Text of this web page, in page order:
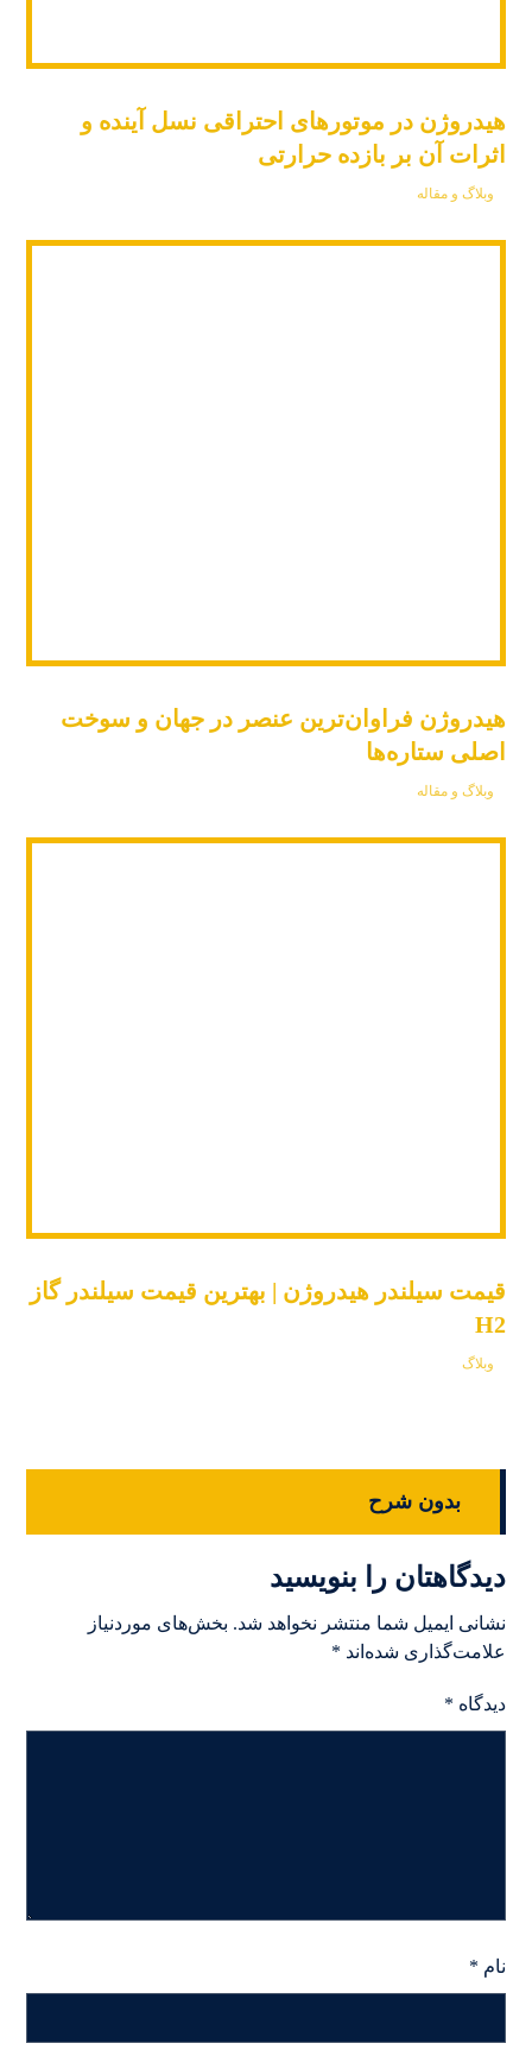
هیدروژن در موتورهای احتراقی نسل آینده و
اثرات آن بر بازده حرارتی
وبلاگ و مقاله
هیدروژن فراوان‌ترین عنصر در جهان و سوخت
اصلی ستاره‌ها
وبلاگ و مقاله
قیمت سیلندر هیدروژن | بهترین قیمت سیلندر گاز
H2
وبلاگ
بدون شرح
دیدگاهتان را بنویسید
نشانی ایمیل شما منتشر نخواهد شد. بخش‌های موردنیاز
علامت‌گذاری شده‌اند *
دیدگاه *
نام *